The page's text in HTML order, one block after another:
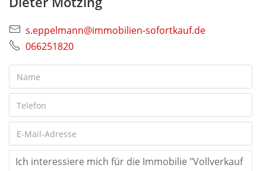
s.eppelmann@immobilien-sofortkauf.de
066251820